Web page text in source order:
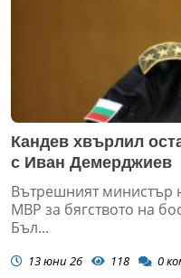
Кандев хвърлил
с Иван Демерджиев
Вътрешният министър
МВР за бягството на
Бъл...
13 юни 26 118 0